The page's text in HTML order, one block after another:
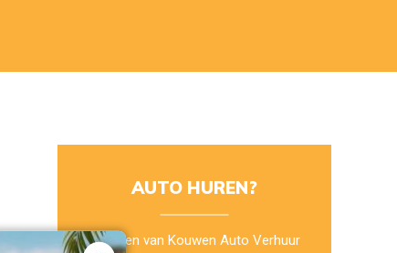
AUTO HUREN?
Janssen van Kouwen Auto Verhuur